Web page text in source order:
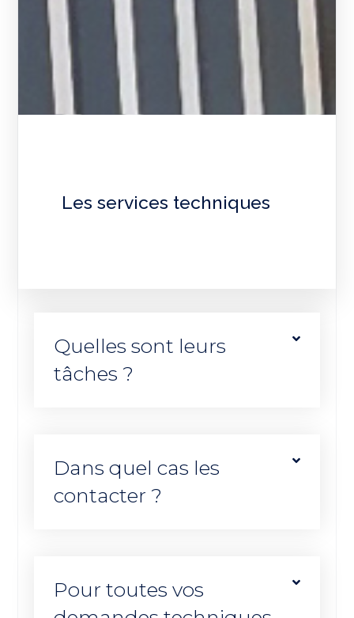
Les services techniques
Quelles sont leurs
tâches ?
Dans quel cas les
contacter ?
Pour toutes vos